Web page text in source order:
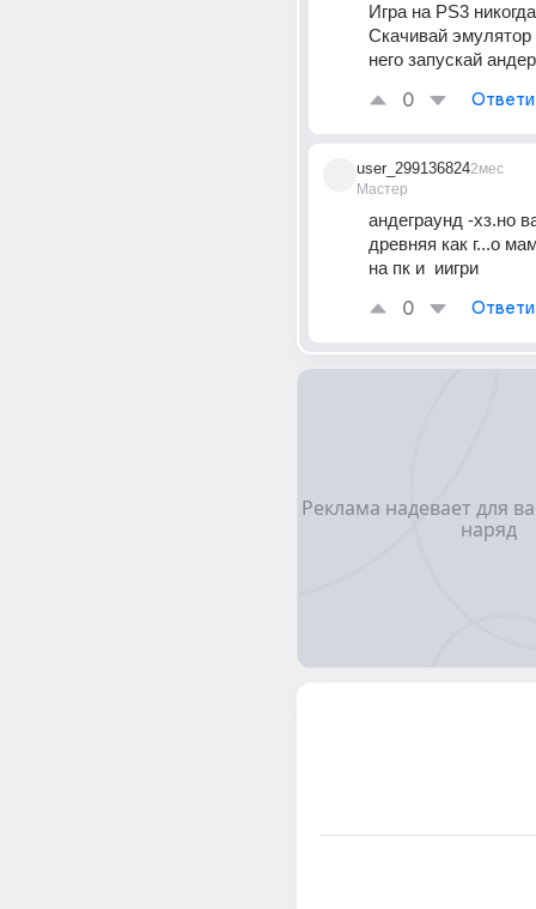
Игра на PS3
Скачивай эмулятор
него запускай
0
user_299136824
Мастер
2мес
андеграунд -хз.но
древняя как г...о
на пк и  иигри
0